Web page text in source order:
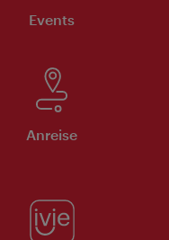
Events
Anreise